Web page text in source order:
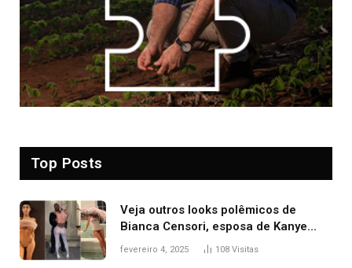
Top Posts
Veja outros looks polêmicos de
Bianca Censori, esposa de Kanye
West que apareceu nua no Grammy
fevereiro 4, 2025 108 Visitas